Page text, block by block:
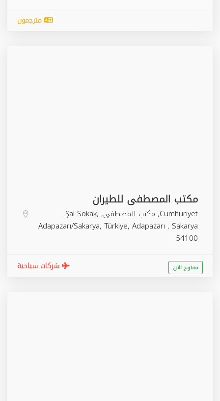
مترجمون
مكتب المصطفى للطيران
Cumhuriyet, مكتب المصطفى, Şal Sokak,
Adapazarı/Sakarya, Türkiye, Adapazarı , Sakarya
54100
شركات سياحية مفتوح الان